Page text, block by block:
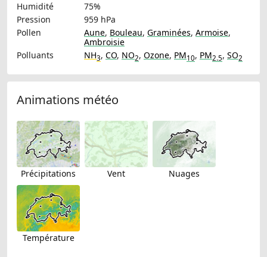
Humidité
75%
Pression
959 hPa
Pollen
Aune, Bouleau, Graminées, Armoise,
Ambroisie
Polluants
NH3, CO, NO2, Ozone, PM10, PM2.5, SO2
Animations météo
Précipitations Vent Nuages
Température